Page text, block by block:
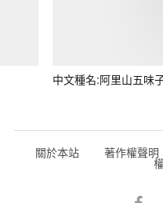
中文種名:阿里山五味
關於本站 著作權聲明